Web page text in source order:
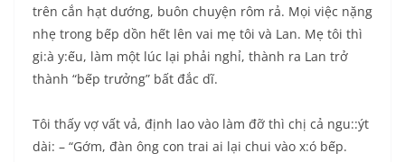
trên cắn hạt dướng, buôn chuyện rôm rả. Mọi việc nặng
nhẹ trong bếp dồn hết lên vai mẹ tôi và Lan. Mẹ tôi thì
gi:à y:ếu, làm một lúc lại phải nghỉ, thành ra Lan trở
thành “bếp trưởng” bất đắc dĩ.
Tôi thấy vợ vất vả, định lao vào làm đỡ thì chị cả ngu::ýt
dài: – “Gớm, đàn ông con trai ai lại chui vào x:ó bếp.